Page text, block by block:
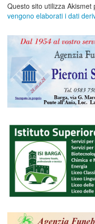
Questo sito utilizza Akismet
vengono elaborati i dati